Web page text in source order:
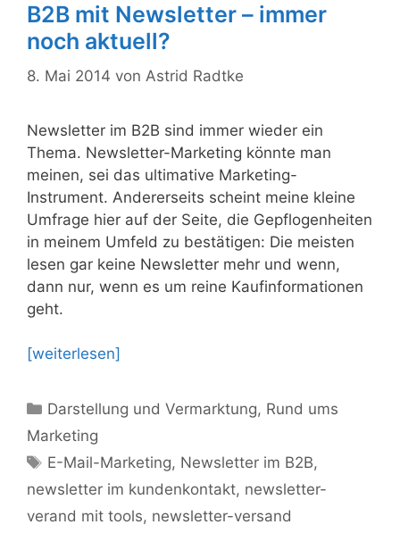
B2B mit Newsletter – immer
noch aktuell?
8. Mai 2014 von Astrid Radtke
Newsletter im B2B sind immer wieder ein
Thema. Newsletter-Marketing könnte man
meinen, sei das ultimative Marketing-
Instrument. Andererseits scheint meine kleine
Umfrage hier auf der Seite, die Gepflogenheiten
in meinem Umfeld zu bestätigen: Die meisten
lesen gar keine Newsletter mehr und wenn,
dann nur, wenn es um reine Kaufinformationen
geht.
[weiterlesen]
Kategorien
Darstellung und Vermarktung, Rund ums
Marketing
Schlagwörter
E-Mail-Marketing, Newsletter im B2B,
newsletter im kundenkontakt, newsletter-
verand mit tools, newsletter-versand